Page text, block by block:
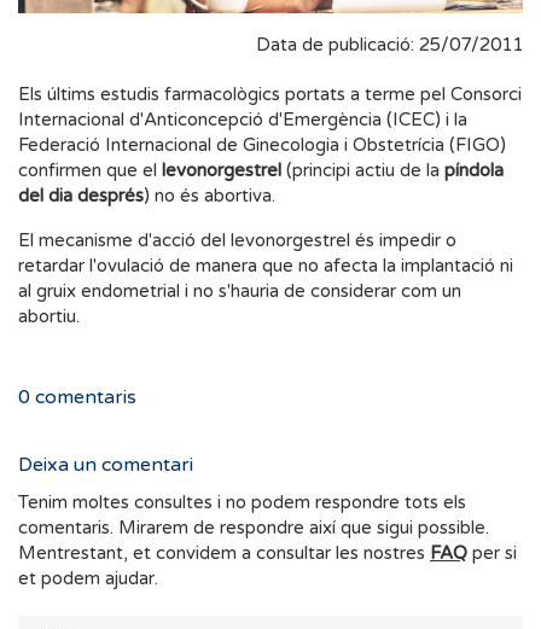
Data de publicació: 25/07/2011
Els últims estudis farmacològics portats a terme pel Consorci
Internacional d'Anticoncepció d'Emergència (ICEC) i la
Federació Internacional de Ginecologia i Obstetrícia (FIGO)
confirmen que el levonorgestrel (principi actiu de la píndola
del dia després) no és abortiva.
El mecanisme d'acció del levonorgestrel és impedir o
retardar l'ovulació de manera que no afecta la implantació ni
al gruix endometrial i no s'hauria de considerar com un
abortiu.
0 comentaris
Deixa un comentari
Tenim moltes consultes i no podem respondre tots els
comentaris. Mirarem de respondre així que sigui possible.
Mentrestant, et convidem a consultar les nostres FAQ per si
et podem ajudar.